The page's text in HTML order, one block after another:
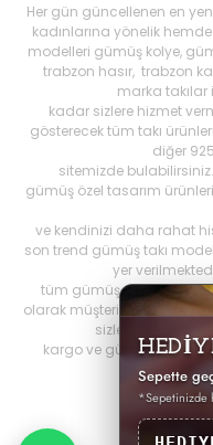
Her gün güncellenen en
kadınlarına yönelik
modelleri gümüş kolye,
trabzon hasır, trabzon
marka takılar
kadar sizlere hizmet
gösterecek tüm takı
diğer
sitemizde
gümüş özel tasarım
ve kendinizi daha rahat
son trend gümüş takı
yer
tüm gümüş ürünlerini
olarak müşteri
sizlere daha iyi
kargo ve güvenilir
Sepette
*Sepetinizde